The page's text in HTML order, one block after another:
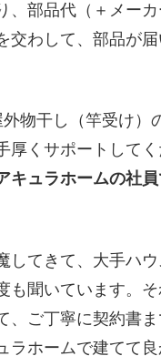
、部品代（＋メー
交わして、部品が
物干し（竿受け）
厚くサポートして
キュラホームの社
してきて、大手ハ
も聞いています。
、ご丁寧に契約書
ホームで建てて良